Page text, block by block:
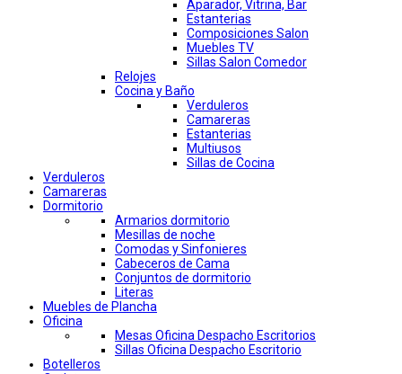
Aparador, Vitrina, Bar
Estanterias
Composiciones Salon
Muebles TV
Sillas Salon Comedor
Relojes
Cocina y Baño
Verduleros
Camareras
Estanterias
Multiusos
Sillas de Cocina
Verduleros
Camareras
Dormitorio
Armarios dormitorio
Mesillas de noche
Comodas y Sinfonieres
Cabeceros de Cama
Conjuntos de dormitorio
Literas
Muebles de Plancha
Oficina
Mesas Oficina Despacho Escritorios
Sillas Oficina Despacho Escritorio
Botelleros